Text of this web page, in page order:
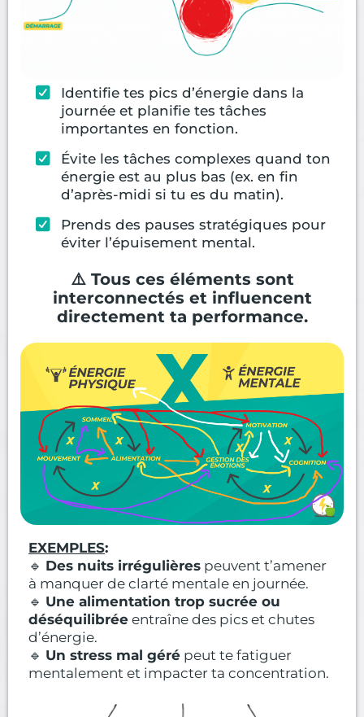
Identifie tes pics d’énergie dans la
journée et planifie tes tâches
importantes en fonction.
Évite les tâches complexes quand ton
énergie est au plus bas (ex. en fin
d’après-midi si tu es du matin).
Prends des pauses stratégiques pour
éviter l’épuisement mental.
⚠️ Tous ces éléments sont
interconnectés et influencent
directement ta performance.
EXEMPLES:
🔹 Des nuits irrégulières peuvent t’amener
à manquer de clarté mentale en journée.
🔹 Une alimentation trop sucrée ou
déséquilibrée entraîne des pics et chutes
d’énergie.
🔹 Un stress mal géré peut te fatiguer
mentalement et impacter ta concentration.